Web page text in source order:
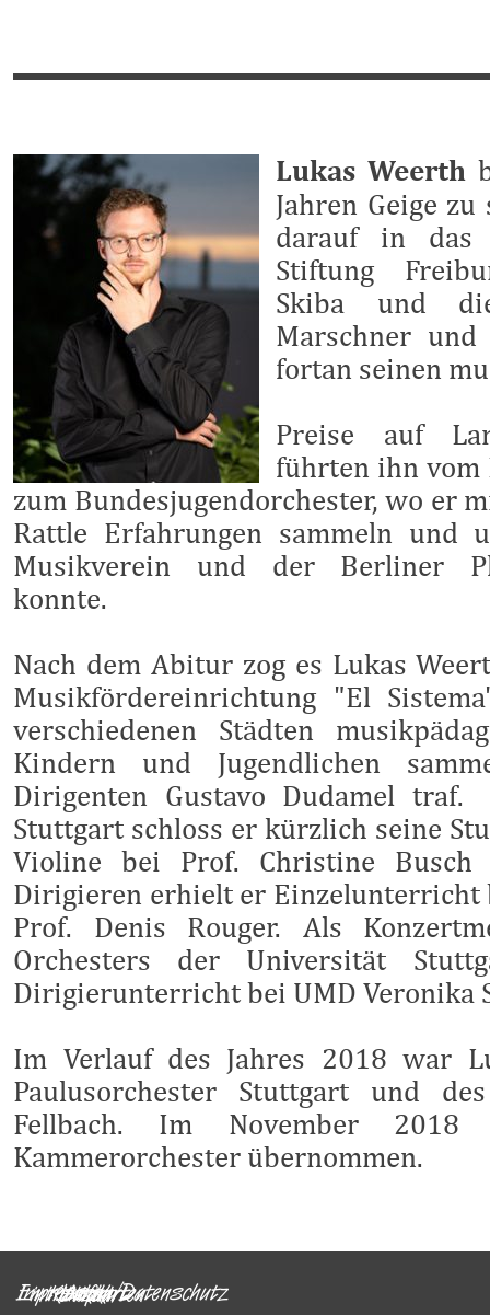
Lukas Weerth
Jahren Geige
darauf in das
Stiftung
Skiba und
Marschner und
fortan seinen
Preise auf
führten ihn vom
zum Bundesjugendorchester, wo er
Rattle Erfahrungen sammeln und
Musikverein und der Berliner
konnte.
Nach dem Abitur zog es Lukas
Musikfördereinrichtung "El
verschiedenen Städten
Kindern und Jugendlichen
Dirigenten Gustavo Dudamel
Stuttgart schloss er kürzlich seine
Violine bei Prof. Christine
Dirigieren erhielt er Einzelunterricht
Prof. Denis Rouger. Als
Orchesters der Universität
Dirigierunterricht bei UMD Veronika
Im Verlauf des Jahres 2018 war
Paulusorchester Stuttgart und des
Fellbach. Im November
Kammerorchester übernommen.
Impressum/Datenschutz
Anfahrt
Kontakt
Links
Eintrittskarten